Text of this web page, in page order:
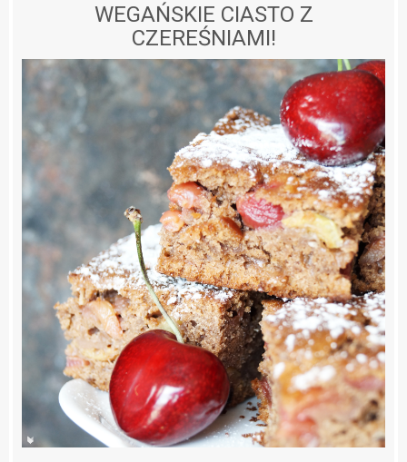
WEGAŃSKIE CIASTO Z
CZEREŚNIAMI!